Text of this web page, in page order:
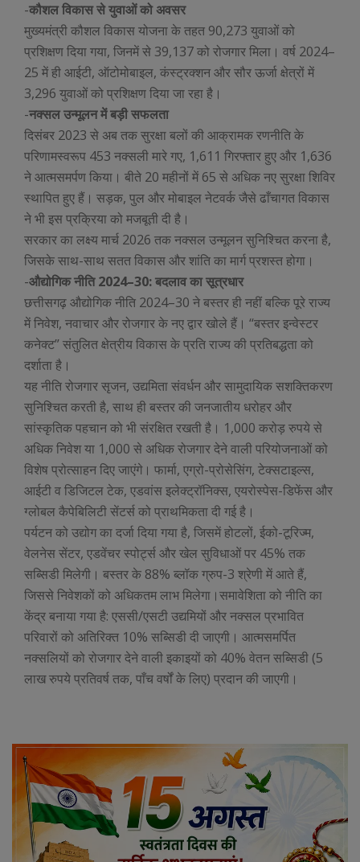
-कौशल विकास से युवाओं को अवसर
मुख्यमंत्री कौशल विकास योजना के तहत 90,273 युवाओं को
प्रशिक्षण दिया गया, जिनमें से 39,137 को रोजगार मिला। वर्ष 2024–
25 में ही आईटी, ऑटोमोबाइल, कंस्ट्रक्शन और सौर ऊर्जा क्षेत्रों में
3,296 युवाओं को प्रशिक्षण दिया जा रहा है।
-नक्सल उन्मूलन में बड़ी सफलता
दिसंबर 2023 से अब तक सुरक्षा बलों की आक्रामक रणनीति के
परिणामस्वरूप 453 नक्सली मारे गए, 1,611 गिरफ्तार हुए और 1,636
ने आत्मसमर्पण किया। बीते 20 महीनों में 65 से अधिक नए सुरक्षा शिविर
स्थापित हुए हैं। सड़क, पुल और मोबाइल नेटवर्क जैसे ढाँचागत विकास
ने भी इस प्रक्रिया को मजबूती दी है।
सरकार का लक्ष्य मार्च 2026 तक नक्सल उन्मूलन सुनिश्चित करना है,
जिसके साथ-साथ सतत विकास और शांति का मार्ग प्रशस्त होगा।
-औद्योगिक नीति 2024–30: बदलाव का सूत्रधार
छत्तीसगढ़ औद्योगिक नीति 2024–30 ने बस्तर ही नहीं बल्कि पूरे राज्य
में निवेश, नवाचार और रोजगार के नए द्वार खोले हैं। “बस्तर इन्वेस्टर
कनेक्ट” संतुलित क्षेत्रीय विकास के प्रति राज्य की प्रतिबद्धता को
दर्शाता है।
यह नीति रोजगार सृजन, उद्यमिता संवर्धन और सामुदायिक सशक्तिकरण
सुनिश्चित करती है, साथ ही बस्तर की जनजातीय धरोहर और
सांस्कृतिक पहचान को भी संरक्षित रखती है। 1,000 करोड़ रुपये से
अधिक निवेश या 1,000 से अधिक रोजगार देने वाली परियोजनाओं को
विशेष प्रोत्साहन दिए जाएंगे। फार्मा, एग्रो-प्रोसेसिंग, टेक्सटाइल्स,
आईटी व डिजिटल टेक, एडवांस इलेक्ट्रॉनिक्स, एयरोस्पेस-डिफेंस और
ग्लोबल कैपेबिलिटी सेंटर्स को प्राथमिकता दी गई है।
पर्यटन को उद्योग का दर्जा दिया गया है, जिसमें होटलों, ईको-टूरिज्म,
वेलनेस सेंटर, एडवेंचर स्पोर्ट्स और खेल सुविधाओं पर 45% तक
सब्सिडी मिलेगी। बस्तर के 88% ब्लॉक ग्रुप-3 श्रेणी में आते हैं,
जिससे निवेशकों को अधिकतम लाभ मिलेगा।समावेशिता को नीति का
केंद्र बनाया गया है: एससी/एसटी उद्यमियों और नक्सल प्रभावित
परिवारों को अतिरिक्त 10% सब्सिडी दी जाएगी। आत्मसमर्पित
नक्सलियों को रोजगार देने वाली इकाइयों को 40% वेतन सब्सिडी (5
लाख रुपये प्रतिवर्ष तक, पाँच वर्षों के लिए) प्रदान की जाएगी।